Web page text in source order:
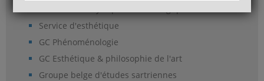
Service d'esthétique
GC Phénoménologie
GC Esthétique & philosophie de l'art
Groupe belge d'études sartriennes